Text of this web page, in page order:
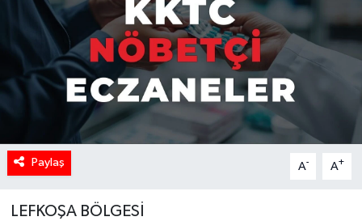
Paylaş A- A+
LEFKOŞA BÖLGESİ